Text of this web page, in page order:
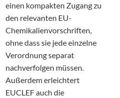
einen kompakten Zugang zu
den relevanten EU-
Chemikalienvorschriften,
ohne dass sie jede einzelne
Verordnung separat
nachverfolgen müssen.
Außerdem erleichtert
EUCLEF auch die